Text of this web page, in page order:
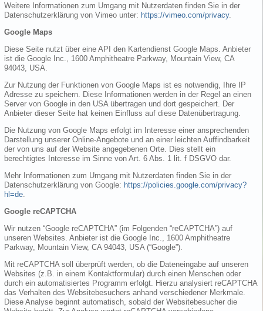
Weitere Informationen zum Umgang mit Nutzerdaten finden Sie in der
Datenschutzerklärung von Vimeo unter: https://vimeo.com/privacy.
Google Maps
Diese Seite nutzt über eine API den Kartendienst Google Maps. Anbieter
ist die Google Inc., 1600 Amphitheatre Parkway, Mountain View, CA
94043, USA.
Zur Nutzung der Funktionen von Google Maps ist es notwendig, Ihre IP
Adresse zu speichern. Diese Informationen werden in der Regel an einen
Server von Google in den USA übertragen und dort gespeichert. Der
Anbieter dieser Seite hat keinen Einfluss auf diese Datenübertragung.
Die Nutzung von Google Maps erfolgt im Interesse einer ansprechenden
Darstellung unserer Online-Angebote und an einer leichten Auffindbarkeit
der von uns auf der Website angegebenen Orte. Dies stellt ein
berechtigtes Interesse im Sinne von Art. 6 Abs. 1 lit. f DSGVO dar.
Mehr Informationen zum Umgang mit Nutzerdaten finden Sie in der
Datenschutzerklärung von Google: https://policies.google.com/privacy?
hl=de
Google reCAPTCHA
Wir nutzen “Google reCAPTCHA” (im Folgenden “reCAPTCHA”) auf
unseren Websites. Anbieter ist die Google Inc., 1600 Amphitheatre
Parkway, Mountain View, CA 94043, USA (“Google”).
Mit reCAPTCHA soll überprüft werden, ob die Dateneingabe auf unseren
Websites (z.B. in einem Kontaktformular) durch einen Menschen oder
durch ein automatisiertes Programm erfolgt. Hierzu analysiert reCAPTCHA
das Verhalten des Websitebesuchers anhand verschiedener Merkmale.
Diese Analyse beginnt automatisch, sobald der Websitebesucher die